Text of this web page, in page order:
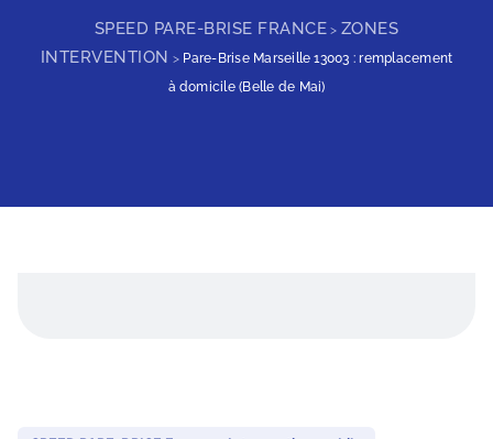
SPEED PARE-BRISE FRANCE > ZONES
INTERVENTION > Pare-Brise Marseille 13003 : remplacement
à domicile (Belle de Mai)